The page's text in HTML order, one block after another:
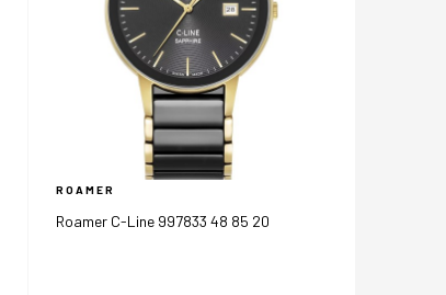
ROAMER
Roamer C-Line 997833 48 85 20